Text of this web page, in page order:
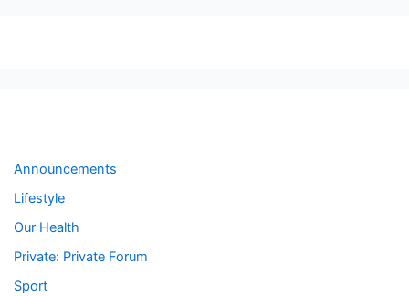
Announcements
Lifestyle
Our Health
Private: Private Forum
Sport